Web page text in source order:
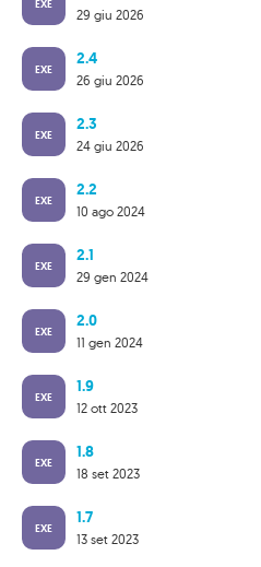
EXE
29 giu 2026
EXE
2.4
26 giu 2026
EXE
2.3
24 giu 2026
EXE
2.2
10 ago 2024
EXE
2.1
29 gen 2024
EXE
2.0
11 gen 2024
EXE
1.9
12 ott 2023
EXE
1.8
18 set 2023
EXE
1.7
13 set 2023